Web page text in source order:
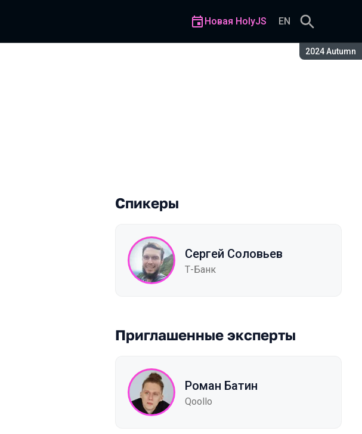
Сезон:
2024 Autumn
Новая HolyJS EN
даты и время в JS
Спикеры
Сергей Соловьев
Т-Банк
Приглашенные эксперты
Роман Батин
Qoollo